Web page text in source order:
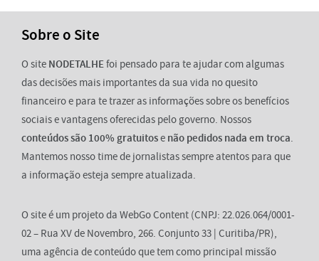
Sobre o Site
O site NODETALHEfoi pensado para te ajudar com algumas
das decisões mais importantes da sua vida no quesito
financeiro e para te trazer as informações sobre os benefícios
sociais e vantagens oferecidas pelo governo. Nossos
conteúdos são 100% gratuitose não pedidos nada em troca.
Mantemos nosso time de jornalistas sempre atentos para que
a informação esteja sempre atualizada.
O site é um projeto da WebGo Content (CNPJ: 22.026.064/0001-
02 – Rua XV de Novembro, 266. Conjunto 33 | Curitiba/PR),
uma agência de conteúdo que tem como principal missão